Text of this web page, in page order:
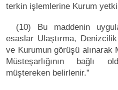
terkin işlemlerine Kurum
(10) Bu maddenin
esaslar Ulaştırma,
ve Kurumun görüşü alınarak
Müsteşarlığının bağlı
müştereken belirlenir.”